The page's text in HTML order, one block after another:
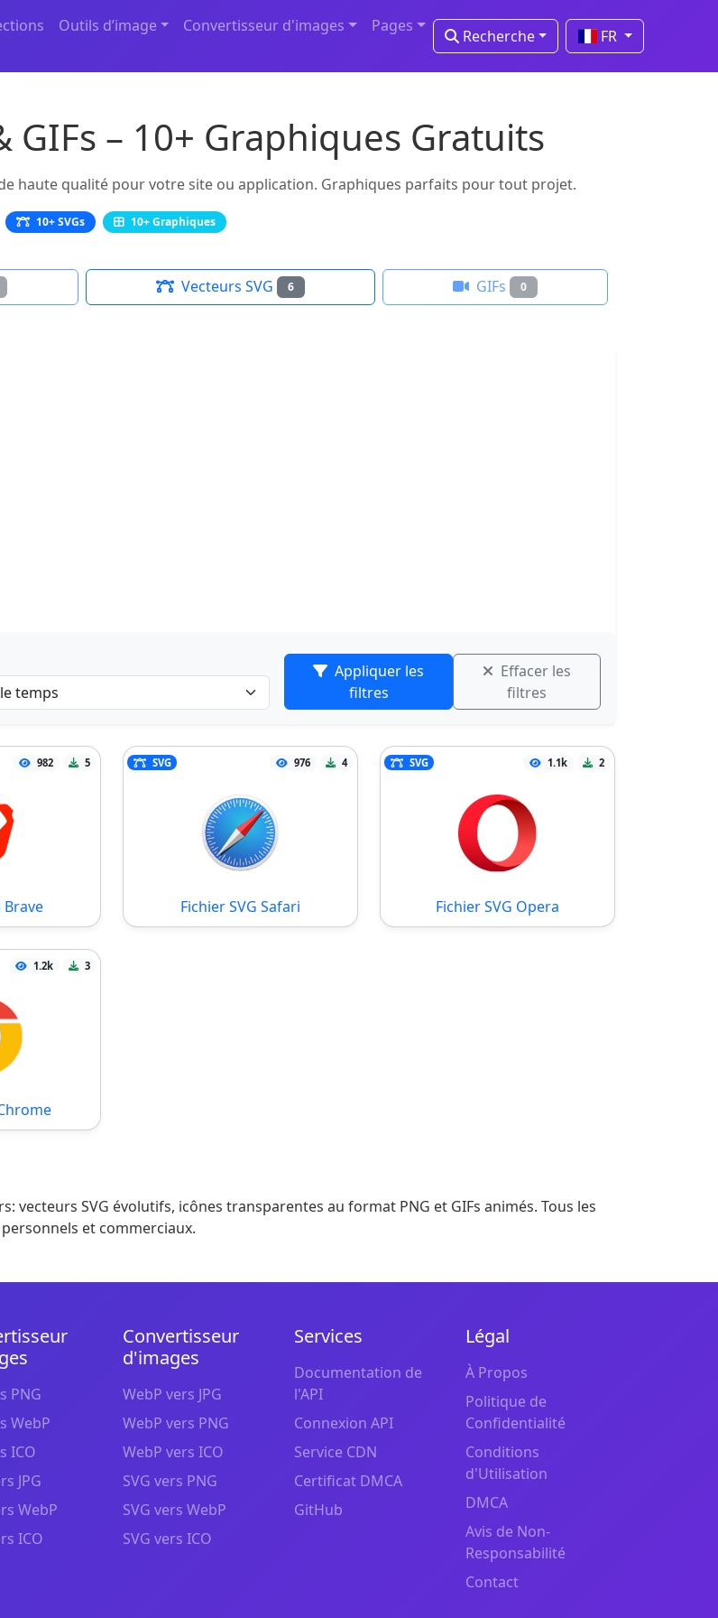
Outils d’image Convertisseur d'images Pages
Recherche FR
GIFs – 10+ Graphiques Gratuits
de haute qualité pour votre site ou application. Graphiques parfaits pour tout projet.
10+ SVGs 10+ Graphiques
Vecteurs SVG 6 GIFs 0
Appliquer les
filtres
Effacer les
filtres
982 5
Brave
SVG 976 4
Fichier SVG Safari
SVG 1.1k 2
Fichier SVG Opera
1.2k 3
SVG évolutifs, icônes transparentes au format PNG et GIFs animés. Tous les
et commerciaux.
PNG
WebP
ICO
JPG
WebP
ICO
Convertisseur
d'images
WebP vers JPG
WebP vers PNG
WebP vers ICO
SVG vers PNG
SVG vers WebP
SVG vers ICO
Services
Documentation de
l'API
Connexion API
Service CDN
Certificat DMCA
GitHub
Légal
À Propos
Politique de
Confidentialité
Conditions
d'Utilisation
DMCA
Avis de Non-
Responsabilité
Contact